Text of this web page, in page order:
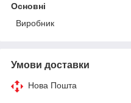
Основні
Виробник
Умови доставки
Нова Пошта